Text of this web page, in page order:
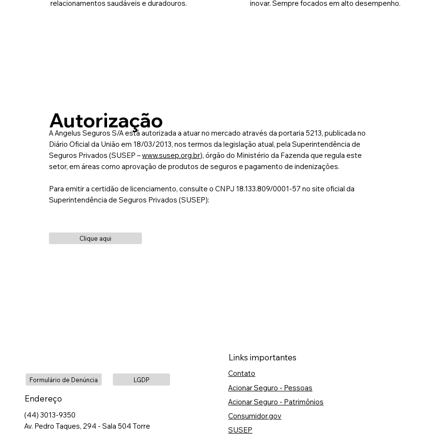
relacionamentos saudáveis e duradouros.
inovar. Sempre focados em alto desempenho.
Autorização
A Angelus Seguros S/A está autorizada a atuar no mercado através da portaria 5213, publicada no
Diário Oficial da União em 18/03/2013, nos termos da legislação atual, pela Superintendência de
Seguros Privados (SUSEP –www.susep.org.br), órgão do Ministério da Fazenda que regula este
setor, em áreas como aprovação de produtos de seguros e pagamento de indenizações.
Para emitir a certidão de licenciamento, consulte o CNPJ 18.133.809/0001-57 no site oficial da
Superintendência de Seguros Privados (SUSEP):
Clique aqui
Formulário de Denúncia
Endereço
(44) 3013-9350
Av. Pedro Taques, 294 - Sala 504 Torre
LGDP
Contato
Links importantes
Acionar Seguro - Pessoas
Acionar Seguro - Patrimônios
Consumidor.gov
SUSEP